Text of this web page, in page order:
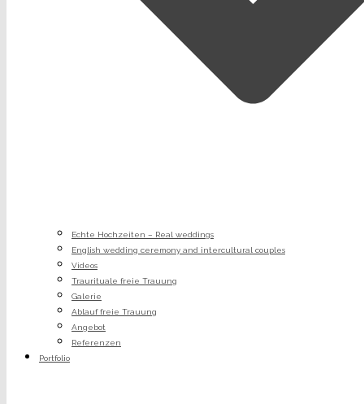
Echte Hochzeiten – Real weddings
English wedding ceremony and intercultural couples
Videos
Traurituale freie Trauung
Galerie
Ablauf freie Trauung
Angebot
Referenzen
Portfolio